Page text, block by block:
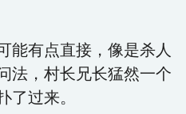
能有点直接，像是杀人
法，村长兄长猛然一个
了过来。